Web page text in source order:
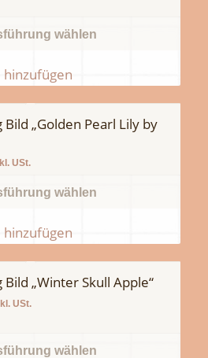
wählen
hinzufügen
„Golden Pearl Lily by
USt.
wählen
hinzufügen
„Winter Skull Apple“
USt.
wählen